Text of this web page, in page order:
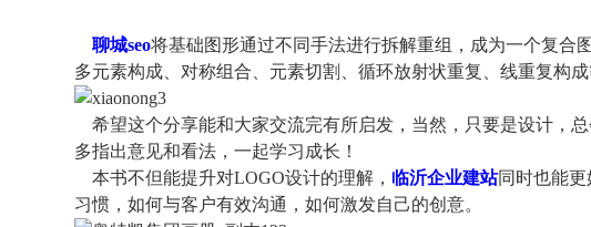
聊城seo将基础图形通过不同手法进行拆解重组，成为一个复合
多元素构成、对称组合、元素切割、循环放射状重复、线重复构成
希望这个分享能和大家交流完有所启发，当然，只要是设计，
多指出意见和看法，一起学习成长！
本书不但能提升对LOGO设计的理解， 临沂企业建站同时也能
习惯，如何与客户有效沟通，如何激发自己的创意。